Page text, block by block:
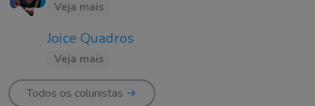
Veja mais
Joice Quadros
Veja mais
Todos os colunistas